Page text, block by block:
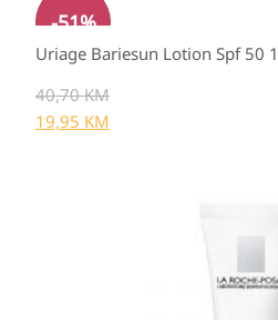
-51%
Uriage Bariesun Lotion Spf 50
40,70KM
19,95 KM